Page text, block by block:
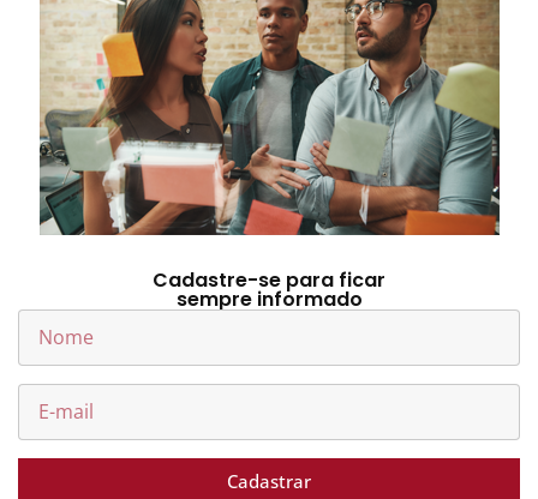
Cadastre-se para ficar
sempre informado
Cadastrar